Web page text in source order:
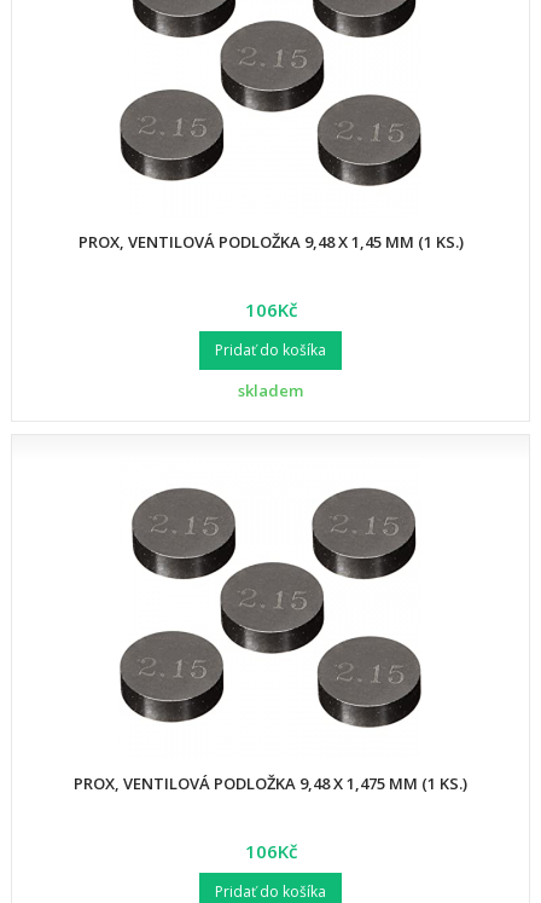
PROX, VENTILOVÁ PODLOŽKA 9,48 X 1,45 MM (1 KS.)
106Kč
Pridať do košíka
skladem
PROX, VENTILOVÁ PODLOŽKA 9,48 X 1,475 MM (1 KS.)
106Kč
Pridať do košíka